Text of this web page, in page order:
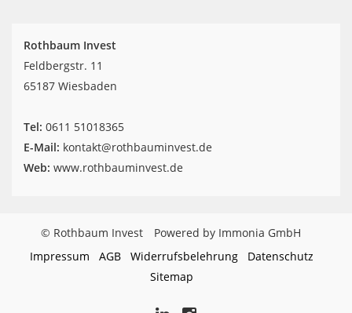
Rothbaum Invest
Feldbergstr. 11
65187 Wiesbaden
Tel: ‎0611 51018365
E-Mail: kontakt@rothbauminvest.de
Web: www.rothbauminvest.de
© Rothbaum Invest
Powered by Immonia GmbH
Impressum
AGB Widerrufsbelehrung
Datenschutz
Sitemap